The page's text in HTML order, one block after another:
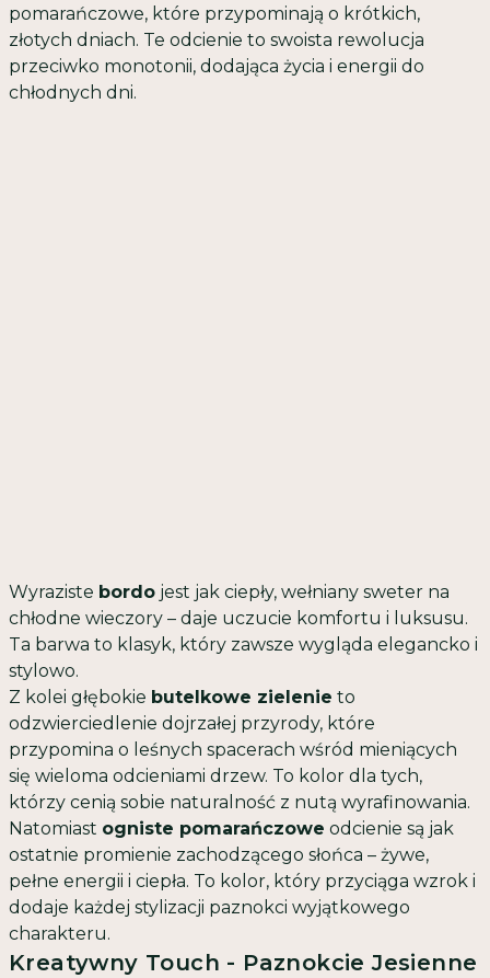
pomarańczowe, które przypominają o krótkich,
złotych dniach. Te odcienie to swoista rewolucja
przeciwko monotonii, dodająca życia i energii do
chłodnych dni.
Wyraziste bordo jest jak ciepły, wełniany sweter na
chłodne wieczory – daje uczucie komfortu i luksusu.
Ta barwa to klasyk, który zawsze wygląda elegancko i
stylowo.
Z kolei głębokie butelkowe zielenie to
odzwierciedlenie dojrzałej przyrody, które
przypomina o leśnych spacerach wśród mieniących
się wieloma odcieniami drzew. To kolor dla tych,
którzy cenią sobie naturalność z nutą wyrafinowania.
Natomiast ogniste pomarańczowe odcienie są jak
ostatnie promienie zachodzącego słońca – żywe,
pełne energii i ciepła. To kolor, który przyciąga wzrok i
dodaje każdej stylizacji paznokci wyjątkowego
charakteru.
Kreatywny Touch - Paznokcie Jesienne